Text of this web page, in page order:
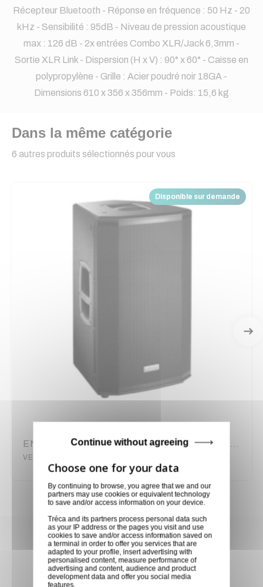
Récepteur Bluetooth - Réponse en fréquence : 50 Hz - 20
kHz - Sensibilité : 95dB - Niveau de pression acoustique
max : 126 dB - 2x entrées Combo XLR/Jack 6,3mm -
Sortie XLR Link - Dispersion (H x V) : 90° x 60° - Caisse en
polypropylène - Grille : Acier poudré noir 18GA -
Dimensions 610 x 356 x 356mm - Poids: 15,6 kg
Dans la même catégorie
6 autres produits sélectionnés pour vous
Disponible sur demande
VENTIS115A
Achetez en toute confiance
Notre équipe est à votre service depuis 20 ans.
By continuing to browse, you agree that we and our
partners may use cookies or equivalent technology
to save and/or access information on your device.
Tréca and its partners process personal data such
as your IP address or the pages you visit and use
cookies to save and/or access information saved on
a terminal in order to offer you services that are
adapted to your profile, insert advertising with
personalised content, measure performance of
advertising and content, audience and product
development data and offer you social media
features.
Continue without agreeing